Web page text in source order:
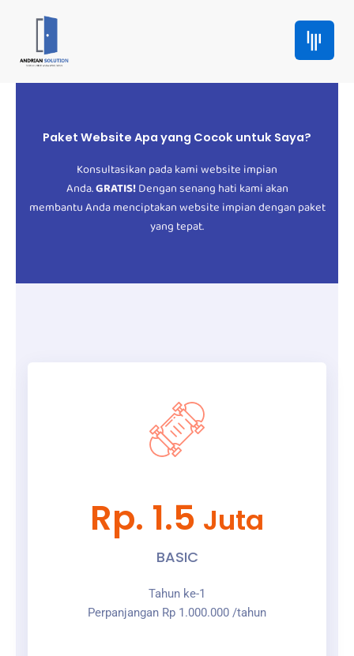
Paket Website Apa yang Cocok untuk Saya?
Konsultasikan pada kami website impian
Anda.GRATIS!Dengan senang hati kami akan
membantu Anda menciptakan website impian dengan paket
yang tepat.
Rp. 1.5 Juta
BASIC
Tahun ke-1
Perpanjangan Rp 1.000.000 /tahun